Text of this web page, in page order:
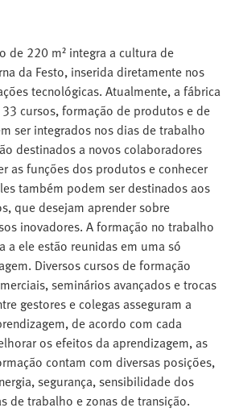
de 220 m² integra a cultura de
da Festo, inserida diretamente nos
tecnológicas. Atualmente, a fábrica
cursos, formação de produtos e de
ser integrados nos dias de trabalho
destinados a novos colaboradores
as funções dos produtos e conhecer
também podem ser destinados aos
que desejam aprender sobre
inovadores. A formação no trabalho
a ele estão reunidas em uma só
Diversos cursos de formação
seminários avançados e trocas
gestores e colegas asseguram a
de acordo com cada
os efeitos da aprendizagem, as
contam com diversas posições,
segurança, sensibilidade dos
de trabalho e zonas de transição.